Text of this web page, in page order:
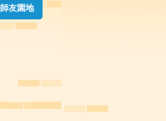
師友園地